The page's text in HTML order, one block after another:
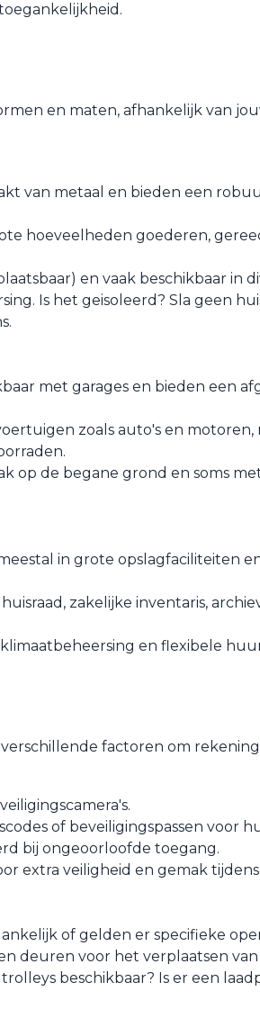
en maten, afhankelijk van
van metaal en bieden een
hoeveelheden goederen,
en vaak beschikbaar in
Is het geisoleerd? Sla geen
met garages en bieden een
zoals auto's en motoren,
op de begane grond en soms
in grote opslagfaciliteiten
zakelijke inventaris,
en flexibele
factoren om
of beveiligingspassen voor
bij ongeoorloofde toegang.
extra veiligheid en gemak
of gelden er specifieke
deuren voor het verplaatsen
beschikbaar? Is er een